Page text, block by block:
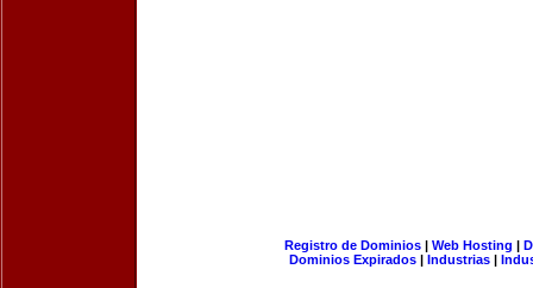
Registro de Dominios| Web Hosting |
Dominios Expirados | Industrias |